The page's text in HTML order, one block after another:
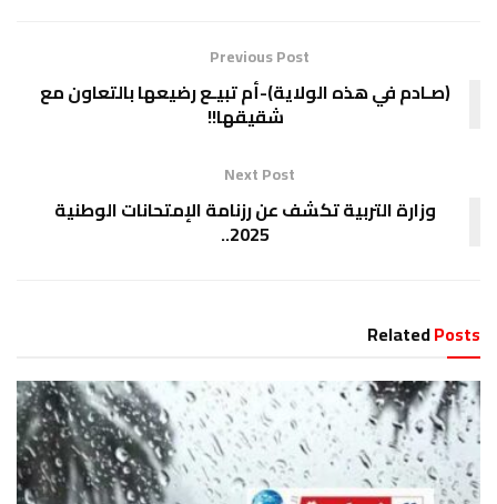
Previous Post
(صـادم في هذه الولاية)-أم تبيـع رضيعها بالتعاون مع
شقيقها!!
Next Post
وزارة التربية تكشف عن رزنامة الإمتحانات الوطنية
2025..
RelatedPosts